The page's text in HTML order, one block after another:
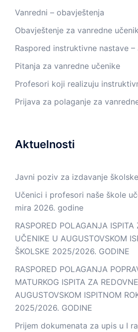
Vanredni – obavještenja
Obavještenje za vanredne
Raspored instruktivne nastave –
Pitanja za vanredne učenike
Profesori koji realizuju
Prijava za polaganje za
Aktuelnosti
Javni poziv za izdavanje
Učenici i profesori naše škole
mira 2026. godine
RASPORED POLAGANJA ISPITA
UČENIKE U AUGUSTOVSKOM
ŠKOLSKE 2025/2026. GODINE
RASPORED POLAGANJA
MATURKOG ISPITA ZA
AUGUSTOVSKOM ISPITNOM
2025/2026. GODINE
Prijem dokumenata za upis u I